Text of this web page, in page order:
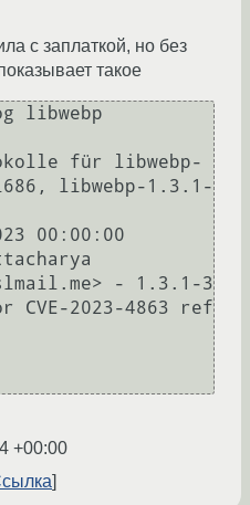
с заплаткой, но без
такое
libwebp
für libwebp-
libwebp-1.3.1-
00:00:00
- 1.3.1-3
CVE-2023-4863 ref
+00:00